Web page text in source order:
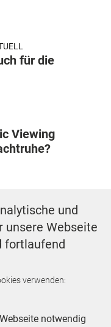
für die
Viewing
Luftsport:
und
unsere Webseite
fortlaufend
verwenden:
notwendig